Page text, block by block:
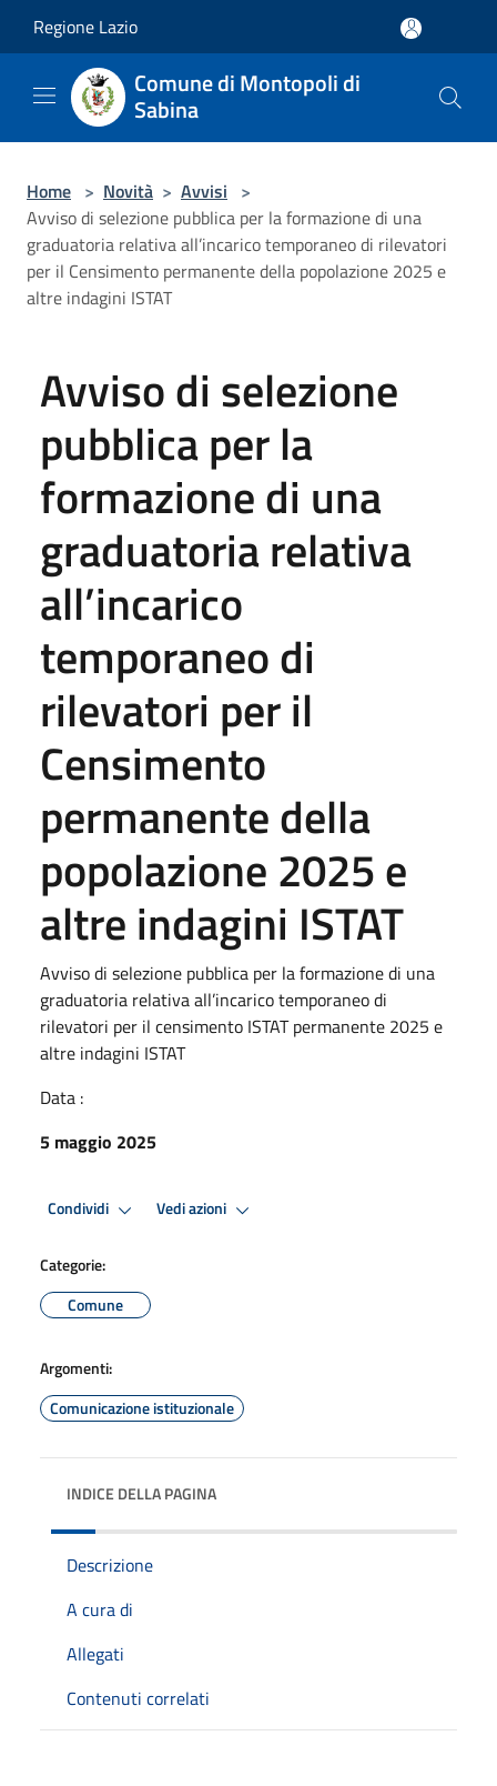
Regione Lazio
Comune di Montopoli di
Sabina
Home > Novità > Avvisi >
Avviso di selezione pubblica per la formazione di una
graduatoria relativa all’incarico temporaneo di rilevatori
per il Censimento permanente della popolazione 2025 e
altre indagini ISTAT
Avviso di selezione
pubblica per la
formazione di una
graduatoria relativa
all’incarico
temporaneo di
rilevatori per il
Censimento
permanente della
popolazione 2025 e
altre indagini ISTAT
Avviso di selezione pubblica per la formazione di una
graduatoria relativa all’incarico temporaneo di
rilevatori per il censimento ISTAT permanente 2025 e
altre indagini ISTAT
Data :
5 maggio 2025
Condividi Vedi azioni
Categorie:
Comune
Argomenti:
Comunicazione istituzionale
INDICE DELLA PAGINA
Descrizione
A cura di
Allegati
Contenuti correlati